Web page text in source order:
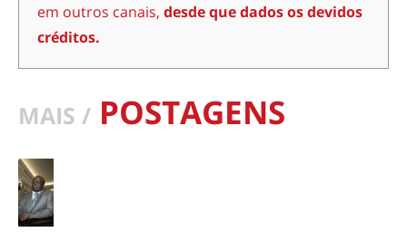
em outros canais, desde que dados os devidos
créditos.
MAIS / POSTAGENS